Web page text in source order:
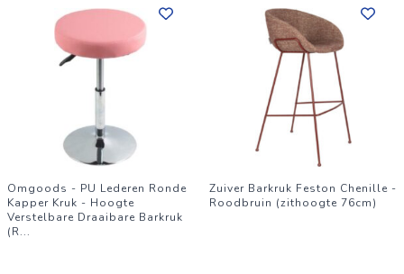
Omgoods - PU Lederen Ronde
Kapper Kruk - Hoogte
Verstelbare Draaibare Barkruk
(R...
Zuiver Barkruk Feston Chenille -
Roodbruin (zithoogte 76cm)